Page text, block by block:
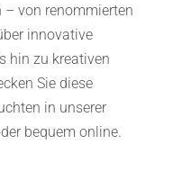
– von renommierten
innovative
hin zu kreativen
Sie diese
in unserer
bequem online.